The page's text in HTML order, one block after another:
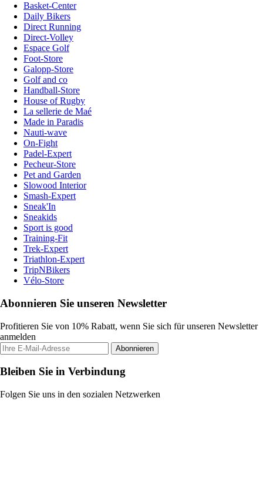
Basket-Center
Daily Bikers
Direct Running
Direct-Volley
Espace Golf
Foot-Store
Galopp-Store
Golf and co
Handball-Store
House of Rugby
La sellerie de Maé
Made in Paradis
Nauti-wave
On-Fight
Padel-Expert
Pecheur-Store
Pet and Garden
Slowood Interior
Smash-Expert
Sneak'In
Sneakids
Sport is good
Training-Fit
Trek-Expert
Triathlon-Expert
TripNBikers
Vélo-Store
Abonnieren Sie unseren Newsletter
Profitieren Sie von 10% Rabatt, wenn Sie sich für unseren Newsletter
anmelden
Abonnieren
Bleiben Sie in Verbindung
Folgen Sie uns in den sozialen Netzwerken